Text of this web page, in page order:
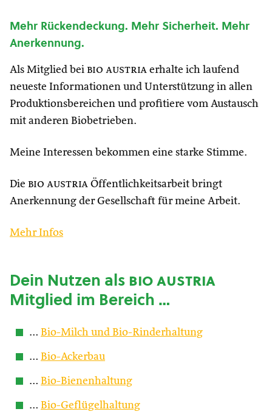
Mehr Rückendeckung. Mehr Sicherheit. Mehr
Anerkennung.
Als Mitglied bei bio austria erhalte ich laufend
neueste Informationen und Unterstützung in allen
Produktionsbereichen und profitiere vom Austausch
mit anderen Biobetrieben.
Meine Interessen bekommen eine starke Stimme.
Die bio austria Öffentlichkeitsarbeit bringt
Anerkennung der Gesellschaft für meine Arbeit.
Mehr Infos
Dein Nutzen alsbio austria
Mitglied im Bereich …
… Bio-Milch und Bio-Rinderhaltung
… Bio-Ackerbau
… Bio-Bienenhaltung
… Bio-Geflügelhaltung